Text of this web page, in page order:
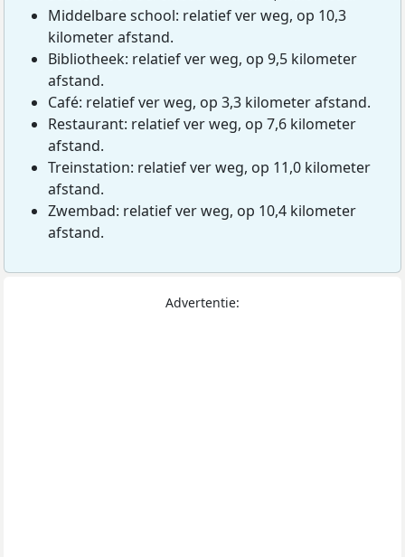
Middelbare school: relatief ver weg, op 10,3
kilometer afstand.
Bibliotheek: relatief ver weg, op 9,5 kilometer
afstand.
Café: relatief ver weg, op 3,3 kilometer afstand.
Restaurant: relatief ver weg, op 7,6 kilometer
afstand.
Treinstation: relatief ver weg, op 11,0 kilometer
afstand.
Zwembad: relatief ver weg, op 10,4 kilometer
afstand.
Advertentie: